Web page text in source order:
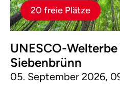
20 freie Plätze
UNESCO-
Siebenbrünn
05. September 2026,